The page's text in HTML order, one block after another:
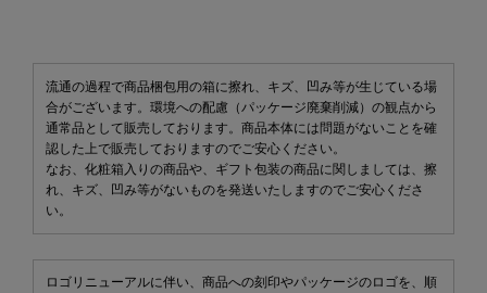
流通の過程で商品梱包用の箱に擦れ、キズ、凹み等が生じている場
合がございます。環境への配慮（パッケージ廃棄削減）の観点から
通常品として販売しております。商品本体には問題がないことを確
認した上で販売しておりますのでご安心ください。
なお、化粧箱入りの商品や、ギフト包装の商品に関しましては、擦
れ、キズ、凹み等がないものを発送いたしますのでご安心くださ
い。
ロゴリニューアルに伴い、商品への刻印やパッケージのロゴを、順